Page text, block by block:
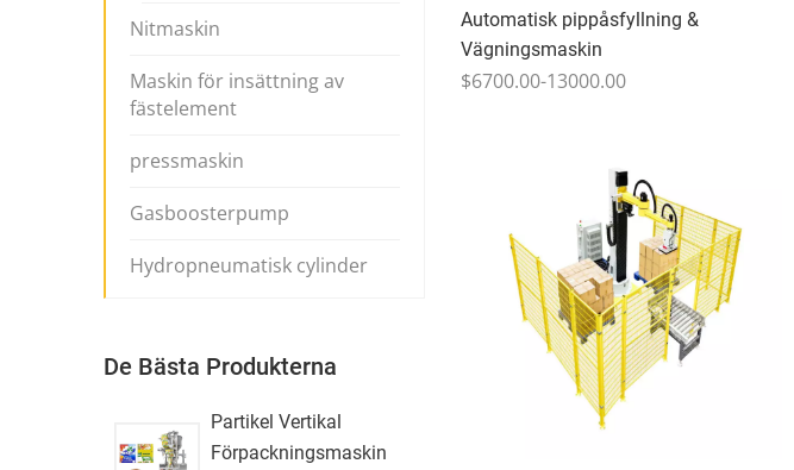
Automatisk pippåsfyllning &
Vägningsmaskin
$6700.00-13000.00
Nitmaskin
Maskin för insättning av
fästelement
pressmaskin
Gasboosterpump
Hydropneumatisk cylinder
De Bästa Produkterna
Partikel Vertikal
Förpackningsmaskin